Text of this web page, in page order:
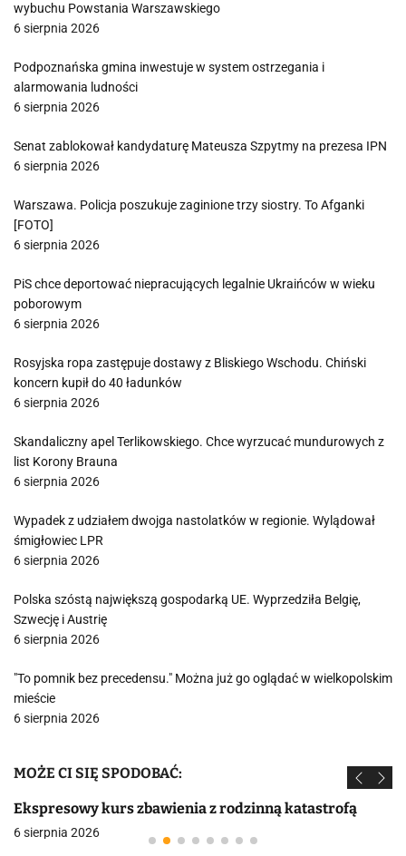
wybuchu Powstania Warszawskiego
6 sierpnia 2026
Podpoznańska gmina inwestuje w system ostrzegania i
alarmowania ludności
6 sierpnia 2026
Senat zablokował kandydaturę Mateusza Szpytmy na prezesa IPN
6 sierpnia 2026
Warszawa. Policja poszukuje zaginione trzy siostry. To Afganki
[FOTO]
6 sierpnia 2026
PiS chce deportować niepracujących legalnie Ukraińców w wieku
poborowym
6 sierpnia 2026
Rosyjska ropa zastępuje dostawy z Bliskiego Wschodu. Chiński
koncern kupił do 40 ładunków
6 sierpnia 2026
Skandaliczny apel Terlikowskiego. Chce wyrzucać mundurowych z
list Korony Brauna
6 sierpnia 2026
Wypadek z udziałem dwojga nastolatków w regionie. Wylądował
śmigłowiec LPR
6 sierpnia 2026
Polska szóstą największą gospodarką UE. Wyprzedziła Belgię,
Szwecję i Austrię
6 sierpnia 2026
"To pomnik bez precedensu." Można już go oglądać w wielkopolskim
mieście
6 sierpnia 2026
MOŻE CI SIĘ SPODOBAĆ:
Ekspresowy kurs zbawienia z rodzinną katastrofą
6 sierpnia 2026